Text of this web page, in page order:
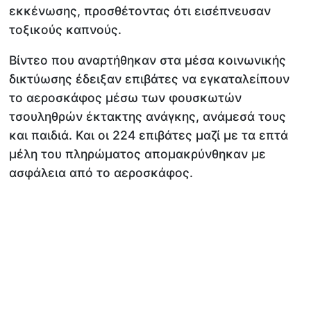
εκκένωσης, προσθέτοντας ότι εισέπνευσαν
τοξικούς καπνούς.
Βίντεο που αναρτήθηκαν στα μέσα κοινωνικής
δικτύωσης έδειξαν επιβάτες να εγκαταλείπουν
το αεροσκάφος μέσω των φουσκωτών
τσουληθρών έκτακτης ανάγκης, ανάμεσά τους
και παιδιά. Και οι 224 επιβάτες μαζί με τα επτά
μέλη του πληρώματος απομακρύνθηκαν με
ασφάλεια από το αεροσκάφος.